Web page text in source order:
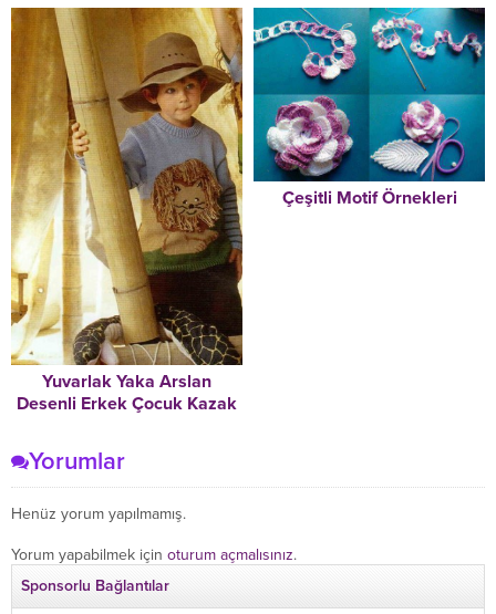
Yuvarlak Yaka Arslan
Desenli Erkek Çocuk Kazak
Çeşitli Motif Örnekleri
Yorumlar
Henüz yorum yapılmamış.
Yorum yapabilmek için oturum açmalısınız.
Sponsorlu Bağlantılar